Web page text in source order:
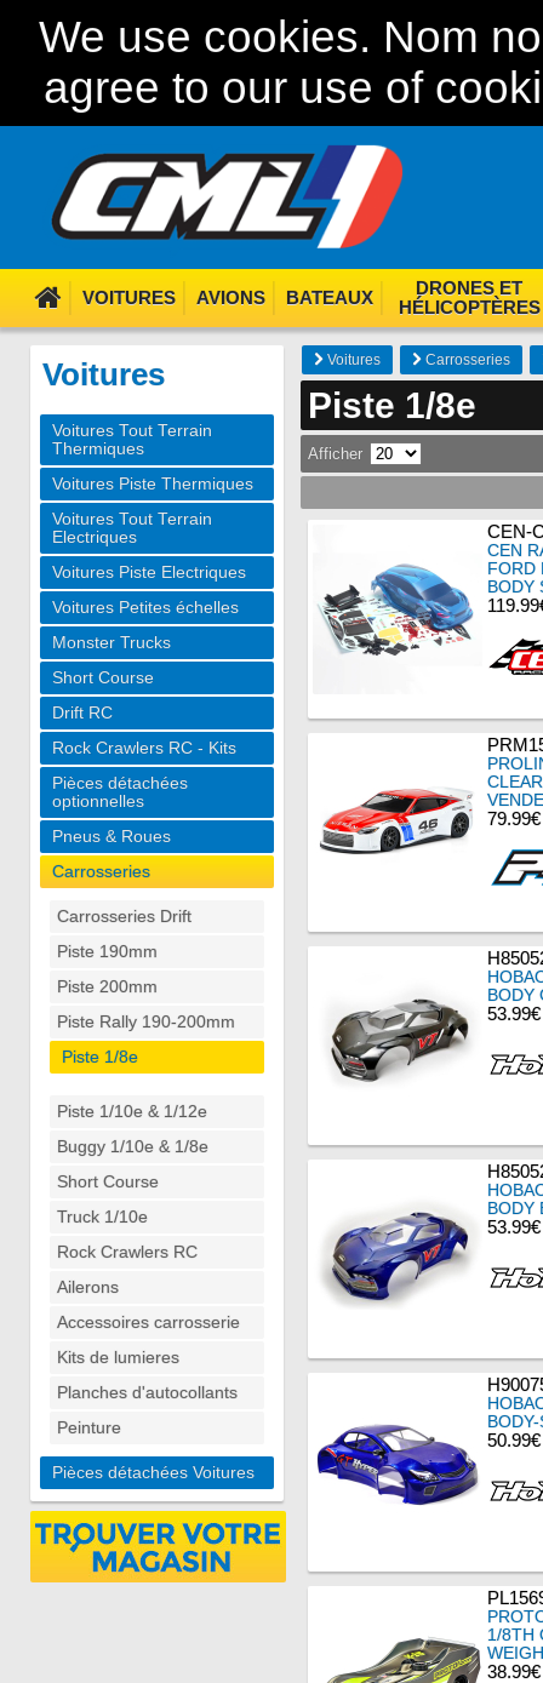
We use cookies. Nom
agree to our use of
VOITURES AVIONS BATEAUX
DRONES ET
HÉLICOPTÈRES
Voitures
Voitures Tout Terrain
Thermiques
Voitures Piste Thermiques
Voitures Tout Terrain
Electriques
Voitures Piste Electriques
Voitures Petites échelles
Monster Trucks
Short Course
Drift RC
Rock Crawlers RC - Kits
Pièces détachées
optionnelles
Pneus & Roues
Carrosseries
Carrosseries Drift
Piste 190mm
Piste 200mm
Piste Rally 190-200mm
Piste 1/8e
Piste 1/10e & 1/12e
Buggy 1/10e & 1/8e
Short Course
Truck 1/10e
Rock Crawlers RC
Ailerons
Accessoires carrosserie
Kits de lumieres
Planches d'autocollants
Peinture
Pièces détachées Voitures
Voitures Carrosseries
Piste 1/8e
Afficher
CEN-
CEN
FORD
BODY
79.99€
BODY
53.99€
BODY
53.99€
50.99€
1/8TH
38.99€